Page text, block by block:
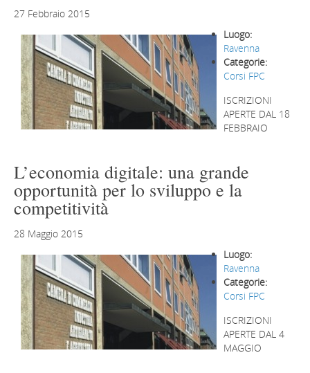
27 Febbraio 2015
Luogo:
Ravenna
Categorie:
Corsi FPC
ISCRIZIONI
APERTE DAL 18
FEBBRAIO
L’economia digitale: una grande
opportunità per lo sviluppo e la
competitività
28 Maggio 2015
Luogo:
Ravenna
Categorie:
Corsi FPC
ISCRIZIONI
APERTE DAL 4
MAGGIO